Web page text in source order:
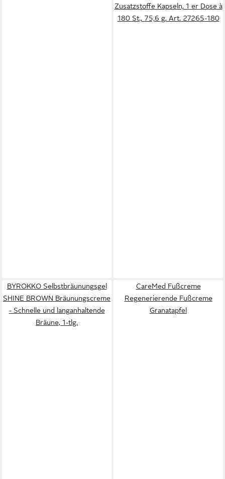
Zusatzstoffe Kapseln, 1 er Dose à
180 St., 75,6 g, Art. 27265-180
BYROKKO Selbstbräunungsgel
SHINE BROWN Bräunungscreme
- Schnelle und langanhaltende
Bräune, 1-tlg.
CareMed Fußcreme
Regenerierende Fußcreme
Granatapfel